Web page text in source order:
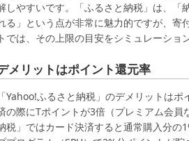
しやすいです。「ふるさと納税」は、「
る」という点が非常に魅力的ですが、寄
トでは、その上限の目安をシミュレーシ
メリットはポイント還元率
「Yahoo!ふるさと納税」のデメリットは
の際にTポイントが3倍（プレミアム会
税」ではカード決済すると通常購入分の